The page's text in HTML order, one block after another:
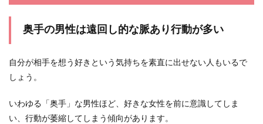
奥手の男性は遠回し的な脈あり行動が多い
自分が相手を想う好きという気持ちを素直に出せない人もいるで
しょう。
いわゆる「奥手」な男性ほど、好きな女性を前に意識してしま
い、行動が萎縮してしまう傾向があります。